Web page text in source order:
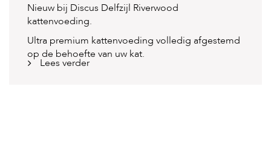
Nieuw bij Discus Delfzijl Riverwood
kattenvoeding.
Ultra premium kattenvoeding volledig afgestemd
op de behoefte van uw kat.
Lees verder